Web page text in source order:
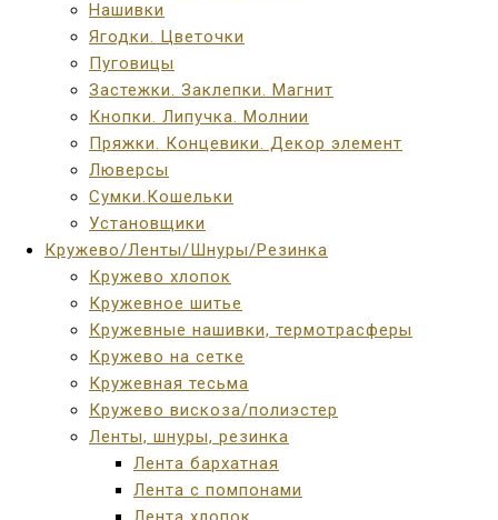
Нашивки
Ягодки. Цветочки
Пуговицы
Застежки. Заклепки. Магнит
Кнопки. Липучка. Молнии
Пряжки. Концевики. Декор элемент
Люверсы
Сумки.Кошельки
Установщики
Кружево/Ленты/Шнуры/Резинка
Кружево хлопок
Кружевное шитье
Кружевные нашивки, термотрасферы
Кружево на сетке
Кружевная тесьма
Кружево вискоза/полиэстер
Ленты, шнуры, резинка
Лента бархатная
Лента с помпонами